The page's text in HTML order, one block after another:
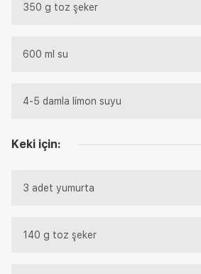
350 g toz şeker
600 ml su
4-5 damla limon suyu
Keki için:
3 adet yumurta
140 g toz şeker